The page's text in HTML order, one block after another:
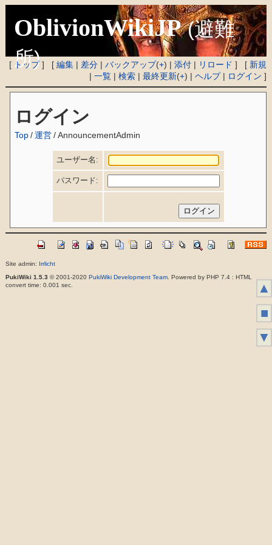
OblivionWikiJP (避難
所)
[ トップ] [編集 | 差分 |バックアップ(+) |添付 | リロード ] [ 新規
|一覧 |検索 |最終更新(+) |ヘルプ| ログイン ]
ログイン
Top /運営/AnnouncementAdmin
ユーザー名:
パスワード:
Site admin: Irrlicht
PukiWiki 1.5.3 © 2001-2020 PukiWiki Development Team. Powered by PHP 7.4 : HTML
convert time: 0.001 sec.
▲
■
▼